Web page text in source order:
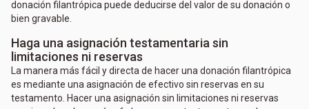
donación filantrópica puede deducirse del valor de su donación o
bien gravable.
Haga una asignación testamentaria sin
limitaciones ni reservas
La manera más fácil y directa de hacer una donación filantrópica
es mediante una asignación de efectivo sin reservas en su
testamento. Hacer una asignación sin limitaciones ni reservas